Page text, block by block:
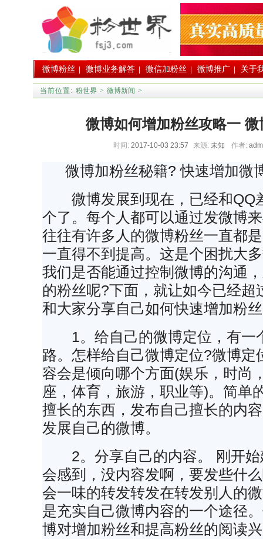
微博粉丝 微博业务解答 微信加粉丝 微博推广| 关于
当前位置: 粉世界 > 微博新闻 >
微博如何增加粉丝攻略一
时间: 2017-10-03 23:57 来源: 未知 作者:
微博加粉丝秘籍? 快速增加微
微博发展到现在，已经和QQ
个了。每个人都可以通过发微博
往往有许多人的微博粉丝一直都
一直得不到提高。这是个困扰大
我们是否能通过控制微博的沟通
的粉丝呢?下面，就让如今已经超
和大家分享自己如何快速增加粉
1。给自己的微博定位，有一
路。怎样给自己微博定位?微博定
容会是倾向哪个方面(娱乐，时尚
座，体育，旅游，职业等)。简单
擅长的东西，发布自己擅长的内
发展自己的微博。
2。分享自己的内容。 刚开始
会感到，没内容发啊，要发些什
会一味的转发转发在转发别人的
是充实自己微博内容的一个途径
博对增加粉丝和提高粉丝的阅读